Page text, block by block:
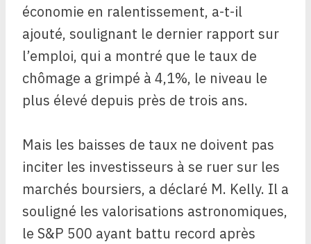
économie en ralentissement, a-t-il
ajouté, soulignant le dernier rapport sur
l’emploi, qui a montré que le taux de
chômage a grimpé à 4,1%, le niveau le
plus élevé depuis près de trois ans.
Mais les baisses de taux ne doivent pas
inciter les investisseurs à se ruer sur les
marchés boursiers, a déclaré M. Kelly. Il a
souligné les valorisations astronomiques,
le S&P 500 ayant battu record après